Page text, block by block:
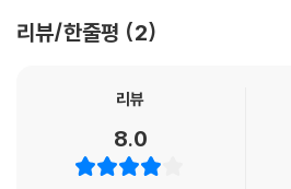
리뷰/한줄평 2
리뷰
8.0